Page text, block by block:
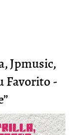
Jpmusic,
Favorito -